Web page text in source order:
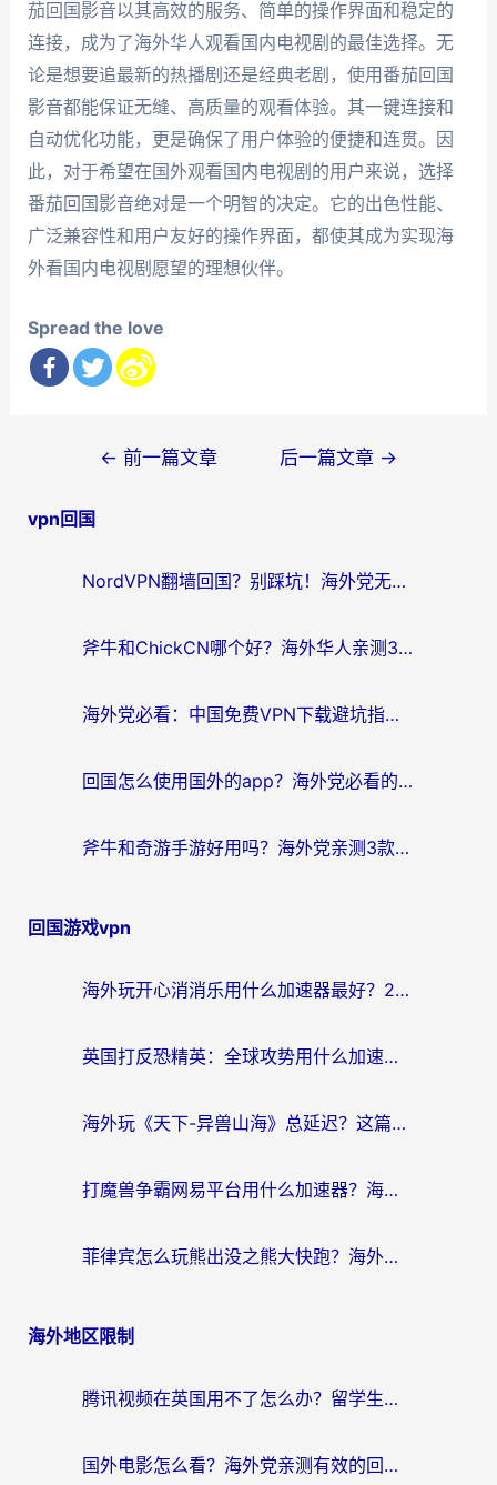
茄回国影音以其高效的服务、简单的操作界面和稳定的
连接，成为了海外华人观看国内电视剧的最佳选择。无
论是想要追最新的热播剧还是经典老剧，使用番茄回国
影音都能保证无缝、高质量的观看体验。其一键连接和
自动优化功能，更是确保了用户体验的便捷和连贯。因
此，对于希望在国外观看国内电视剧的用户来说，选择
番茄回国影音绝对是一个明智的决定。它的出色性能、
广泛兼容性和用户友好的操作界面，都使其成为实现海
外看国内电视剧愿望的理想伙伴。
Spread the love
导
← 前一篇文章 后一篇文章 →
vpn回国
NordVPN翻墙回国？别踩坑！海外党无缝访问国内资源的真实指南
斧牛和ChickCN哪个好？海外华人亲测3款回国加速器+免费试用攻略
海外党必看：中国免费VPN下载避坑指南 + 无缝访问国内资源的终极方案
回国怎么使用国外的app？海外党必看的无缝访问国内资源全攻略
斧牛和奇游手游好用吗？海外党亲测3款回国加速器，选对才能无缝刷国内资源
回国游戏vpn
海外玩开心消消乐用什么加速器最好？2026真实体验指南，告别延迟卡顿
英国打反恐精英：全球攻势用什么加速器？2026年实测有效的国服游戏加速指南
海外玩《天下-异兽山海》总延迟？这篇延迟加速器指南帮你告别卡顿（附日本玩Sky光·遇最高警戒解决方案）
打魔兽争霸网易平台用什么加速器？海外党亲测有效的国服游戏加速指南
菲律宾怎么玩熊出没之熊大快跑？海外党国服游戏加速终极攻略（附3款热门游戏实测）
海外地区限制
腾讯视频在英国用不了怎么办？留学生亲测有效的回国加速器指南
国外电影怎么看？海外党亲测有效的回国加速器选择指南